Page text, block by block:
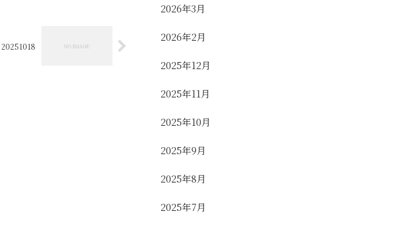
20251018
2026年3月
2026年2月
2025年12月
2025年11月
2025年10月
2025年9月
2025年8月
2025年7月